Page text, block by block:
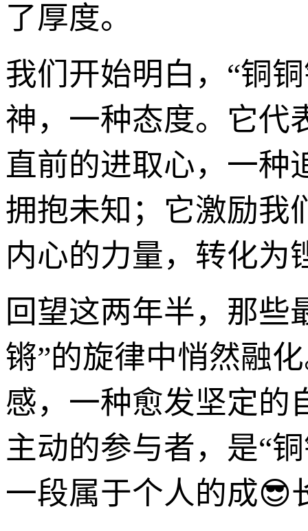
了厚度。
我们开始明白，“铜
神，一种态度。它代
直前的进取心，一种
拥抱未知；它激励我
内心的力量，转化为
回望这两年半，那些
锵”的旋律中悄然融
感，一种愈发坚定的
主动的参与者，是“
一段属于个人的成😎